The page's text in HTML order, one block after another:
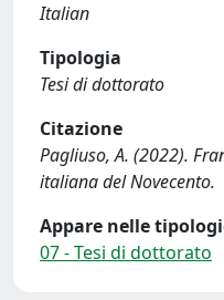
Italian
Tipologia
Tesi di dottorato
Citazione
Pagliuso, A. (2022).
italiana del Novecento.
Appare nelle
07 - Tesi di dottorato